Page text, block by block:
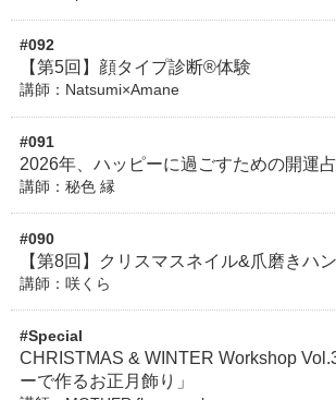
#092
【第5回】顔タイプ診断®体験
講師：Natsumi×Amane
#091
2026年、ハッピーに過ごすための開運
講師：秘色 縁
#090
【第8回】クリスマスネイル&爪磨きハ
講師：咲くら
#Special
CHRISTMAS & WINTER Workshop
ーで作るお正月飾り」